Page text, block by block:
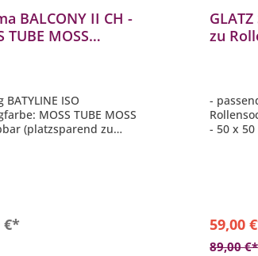
BALCONY II CH -
TUBE MOSS
BATYLINE ISO
MOSS TUBE MOSS
(platzsparend zu
€*
In den Warenkorb
zu
-
- 50 x
59,00
89,00 €*